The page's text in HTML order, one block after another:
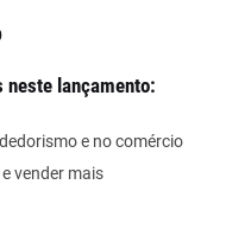
neste lançamento:
e no comércio
vender mais